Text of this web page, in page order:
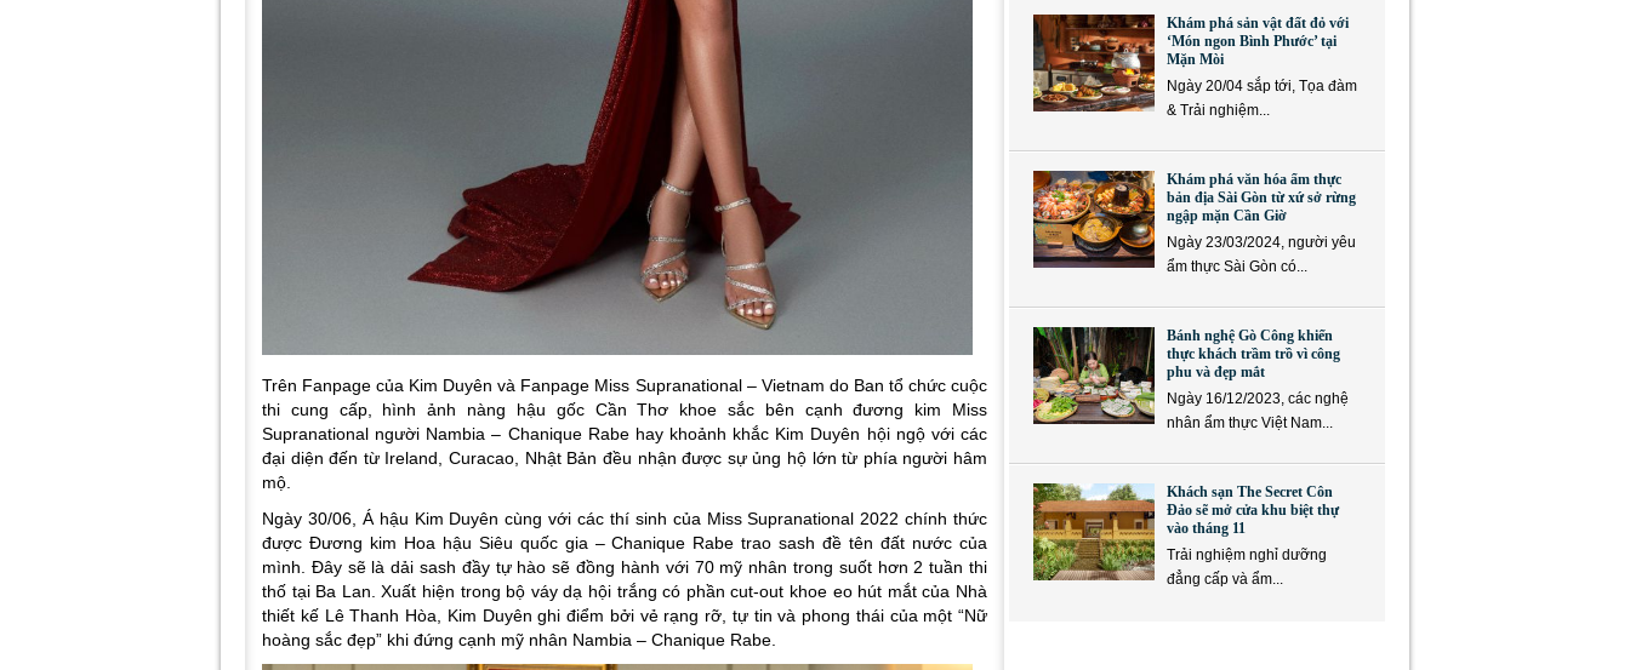
Trên Fanpage của Kim Duyên và Fanpage Miss Supranational – Vietnam do Ban tổ chức cuộc
thi cung cấp, hình ảnh nàng hậu gốc Cần Thơ khoe sắc bên cạnh đương kim Miss
Supranational người Nambia – Chanique Rabe hay khoảnh khắc Kim Duyên hội ngộ với các
đại diện đến từ Ireland, Curacao, Nhật Bản đều nhận được sự ủng hộ lớn từ phía người hâm
mộ.
Ngày 30/06, Á hậu Kim Duyên cùng với các thí sinh của Miss Supranational 2022 chính thức
được Đương kim Hoa hậu Siêu quốc gia – Chanique Rabe trao sash đề tên đất nước của
mình. Đây sẽ là dải sash đầy tự hào sẽ đồng hành với 70 mỹ nhân trong suốt hơn 2 tuần thi
thố tại Ba Lan. Xuất hiện trong bộ váy dạ hội trắng có phần cut-out khoe eo hút mắt của Nhà
thiết kế Lê Thanh Hòa, Kim Duyên ghi điểm bởi vẻ rạng rỡ, tự tin và phong thái của một “Nữ
hoàng sắc đẹp” khi đứng cạnh mỹ nhân Nambia – Chanique Rabe.
Khám phá sản vật đất đỏ với
‘Món ngon Bình Phước’ tại
Mặn Mòi
Ngày 20/04 sắp tới, Tọa đàm
& Trải nghiệm...
Khám phá văn hóa ẩm thực
bản địa Sài Gòn từ xứ sở rừng
ngập mặn Cần Giờ
Ngày 23/03/2024, người yêu
ẩm thực Sài Gòn có...
Bánh nghệ Gò Công khiến
thực khách trầm trồ vì công
phu và đẹp mắt
Ngày 16/12/2023, các nghệ
nhân ẩm thực Việt Nam...
Khách sạn The Secret Côn
Đảo sẽ mở cửa khu biệt thự
vào tháng 11
Trải nghiệm nghỉ dưỡng
đẳng cấp và ẩm...